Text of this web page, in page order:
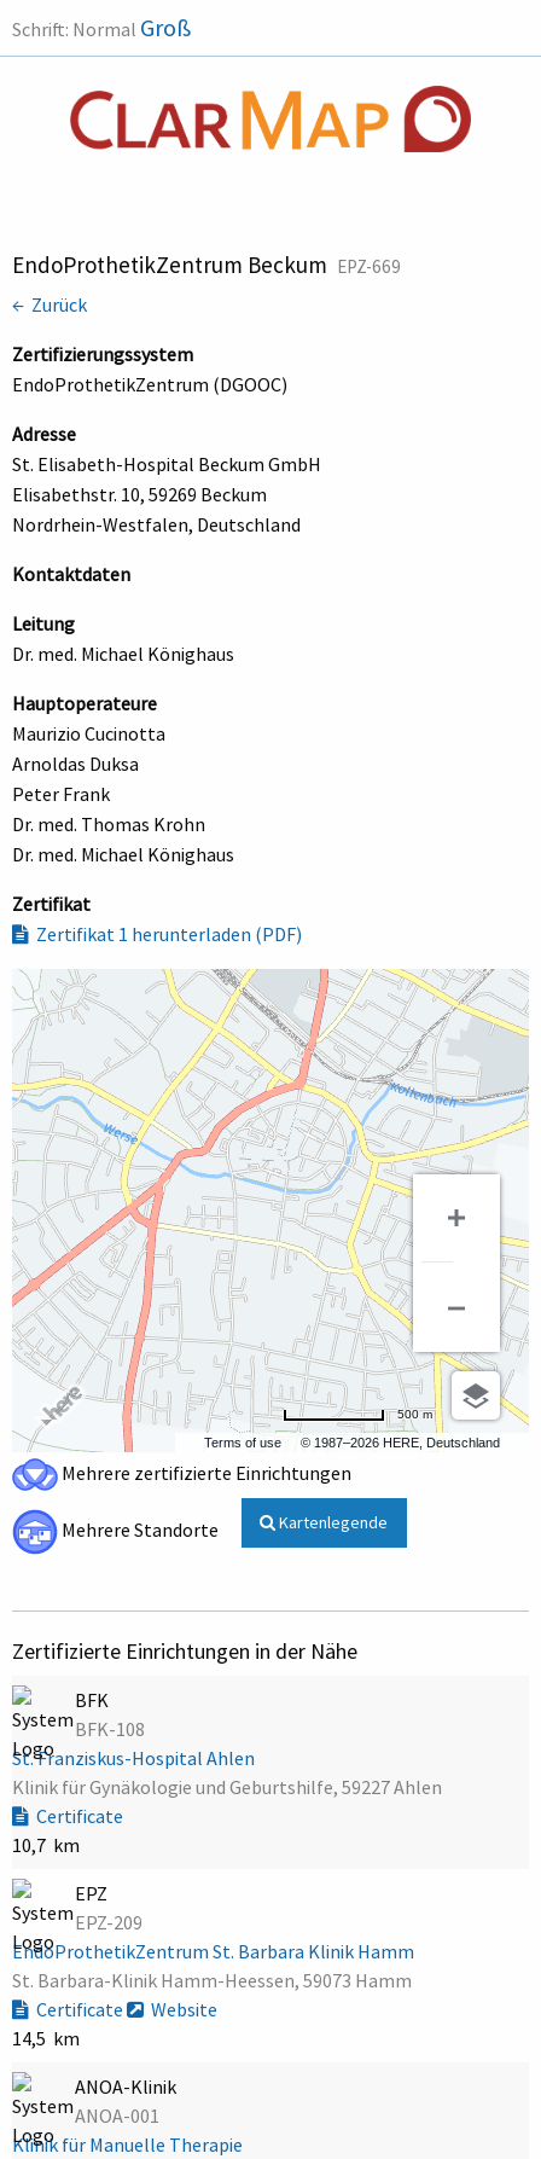
Schrift: Normal Groß
EndoProthetikZentrum Beckum EPZ-669
← Zurück
Zertifizierungssystem
EndoProthetikZentrum (DGOOC)
Adresse
St. Elisabeth-Hospital Beckum GmbH
Elisabethstr. 10, 59269 Beckum
Nordrhein-Westfalen, Deutschland
Kontaktdaten
Leitung
Dr. med. Michael Könighaus
Hauptoperateure
Maurizio Cucinotta
Arnoldas Duksa
Peter Frank
Dr. med. Thomas Krohn
Dr. med. Michael Könighaus
Zertifikat
Zertifikat 1 herunterladen (PDF)
Terms of use © 1987–2026 HERE, Deutschland
500 m
Mehrere zertifizierte Einrichtungen
Mehrere Standorte Kartenlegende
Zertifizierte Einrichtungen in der Nähe
BFK
BFK-108
St. Franziskus-Hospital Ahlen
Klinik für Gynäkologie und Geburtshilfe, 59227 Ahlen
Certificate
10,7 km
EPZ
EPZ-209
EndoProthetikZentrum St. Barbara Klinik Hamm
St. Barbara-Klinik Hamm-Heessen, 59073 Hamm
Certificate
Website
14,5 km
ANOA-Klinik
ANOA-001
Klinik für Manuelle Therapie